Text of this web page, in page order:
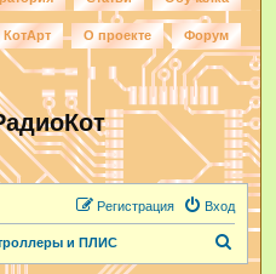
КотАрт О проекте Форум
Вход
Регистрация
и ПЛИС